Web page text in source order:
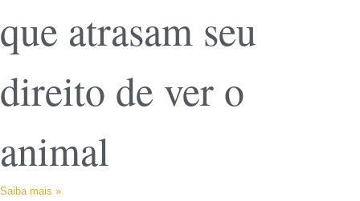
que atrasam seu
direito de ver o
animal
Saiba mais »